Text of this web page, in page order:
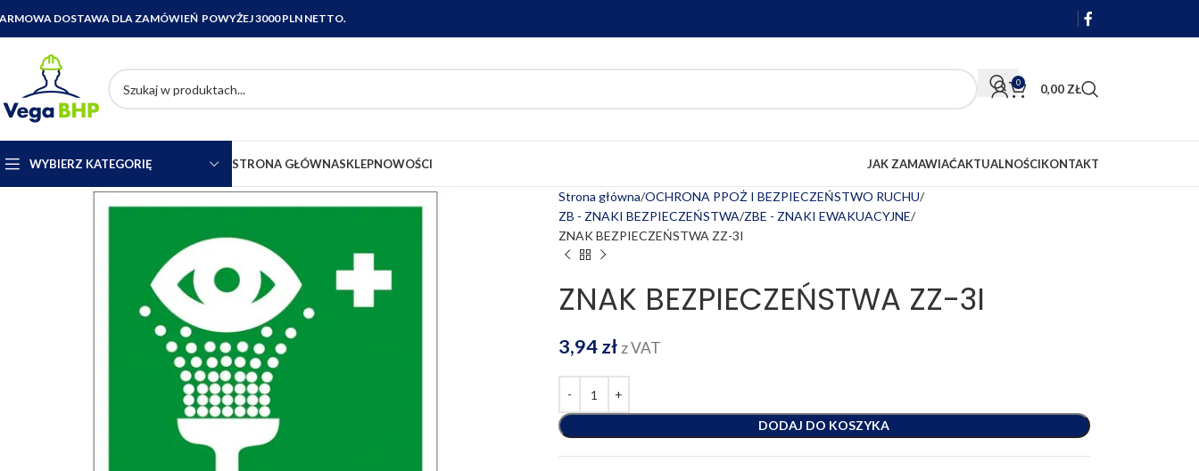
DOSTAWA DLA ZAMÓWIEŃ POWYŻEJ 3000 PLN NETTO.
0 0,00 ZŁ
WYBIERZ KATEGORIĘ STRONA GŁÓWNASKLEPNOWOŚCI JAK ZAMAWIAĆAKTUALNOŚCIKONTAKT
Strona główna OCHRONA PPOŻ I BEZPIECZEŃSTWO RUCHU
ZB - ZNAKI BEZPIECZEŃSTWA ZBE - ZNAKI EWAKUACYJNE
ZNAK BEZPIECZEŃSTWA ZZ-3I
ZNAK BEZPIECZEŃSTWA ZZ-3I
3,94zł z VAT
DODAJ DO KOSZYKA